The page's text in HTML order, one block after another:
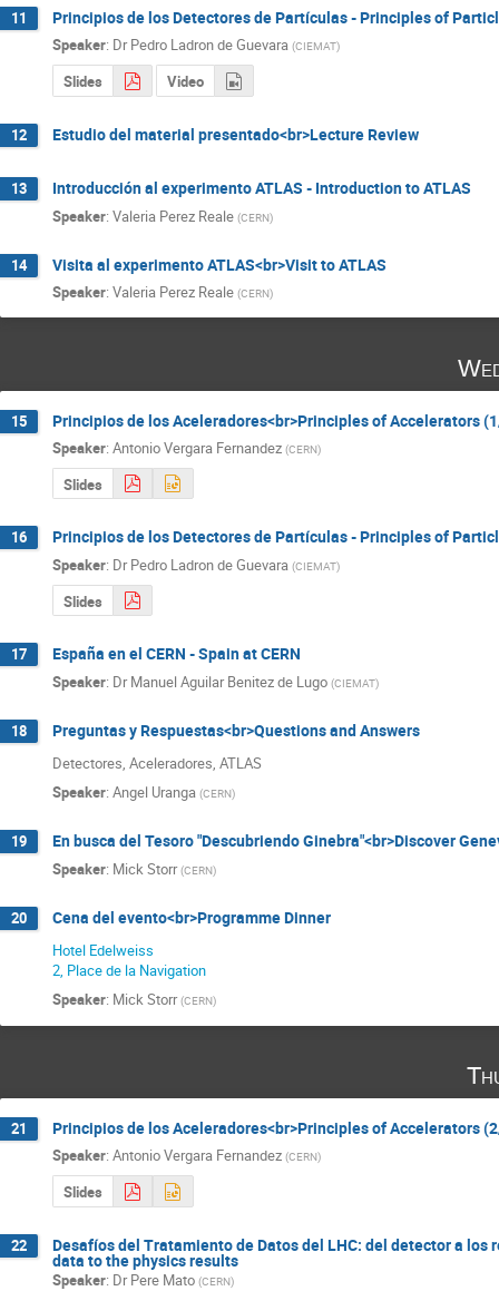
11 Principios de los Detectores de Partículas - Principles of
Speaker: Dr Pedro Ladron de Guevara (CIEMAT)
Slides Video
12 Estudio del material presentado<br>Lecture Review
13 Introducción al experimento ATLAS - Introduction to ATLAS
Speaker: Valeria Perez Reale (CERN)
14 Visita al experimento ATLAS<br>Visit to ATLAS
Speaker: Valeria Perez Reale (CERN)
15 Principios de los Aceleradores<br>Principles of Accelerators
Speaker: Antonio Vergara Fernandez (CERN)
Slides
16 Principios de los Detectores de Partículas - Principles of
Speaker: Dr Pedro Ladron de Guevara (CIEMAT)
Slides
17 España en el CERN - Spain at CERN
Speaker: Dr Manuel Aguilar Benitez de Lugo (CIEMAT)
18 Preguntas y Respuestas<br>Questions and Answers
Detectores, Aceleradores, ATLAS
Speaker: Angel Uranga (CERN)
19 En busca del Tesoro "Descubriendo Ginebra"<br>Discover
Speaker: Mick Storr (CERN)
20 Cena del evento<br>Programme Dinner
Hotel Edelweiss
2, Place de la Navigation
Speaker: Mick Storr (CERN)
21 Principios de los Aceleradores<br>Principles of Accelerators
Speaker: Antonio Vergara Fernandez (CERN)
Slides
22 Desafíos del Tratamiento de Datos del LHC: del detector a
data to the physics results
Speaker: Dr Pere Mato (CERN)